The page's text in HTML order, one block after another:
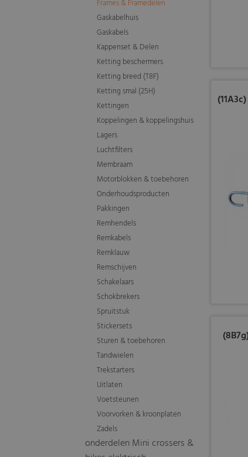
Frames & Framedelen
Gaskabelhuis
Gaskabels
Kappenset & Delen
Ketting beschermers
Ketting breed (T8F)
Ketting smal (25H)
Kettingen
Koppelingen & koppelingshuis
Lagers
Luchtfilters
Membraam
Motorblokken & toebehoren
Onderhoudsproducten
Pakkingen
Remhendels
Remkabels
Remklauw
Remschijven
Schakelaars
Schokbrekers
Spruitstuk
Stickersets
Sturen & toebehoren
Tandwielen
Trekstarters
Uitlaten
Voetsteunen
Voorvorken & kroonplaten
Zadels
onderdelen Mini crossers &